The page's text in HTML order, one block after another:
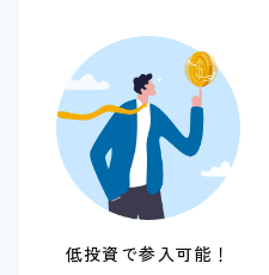
低投資で参入可能！